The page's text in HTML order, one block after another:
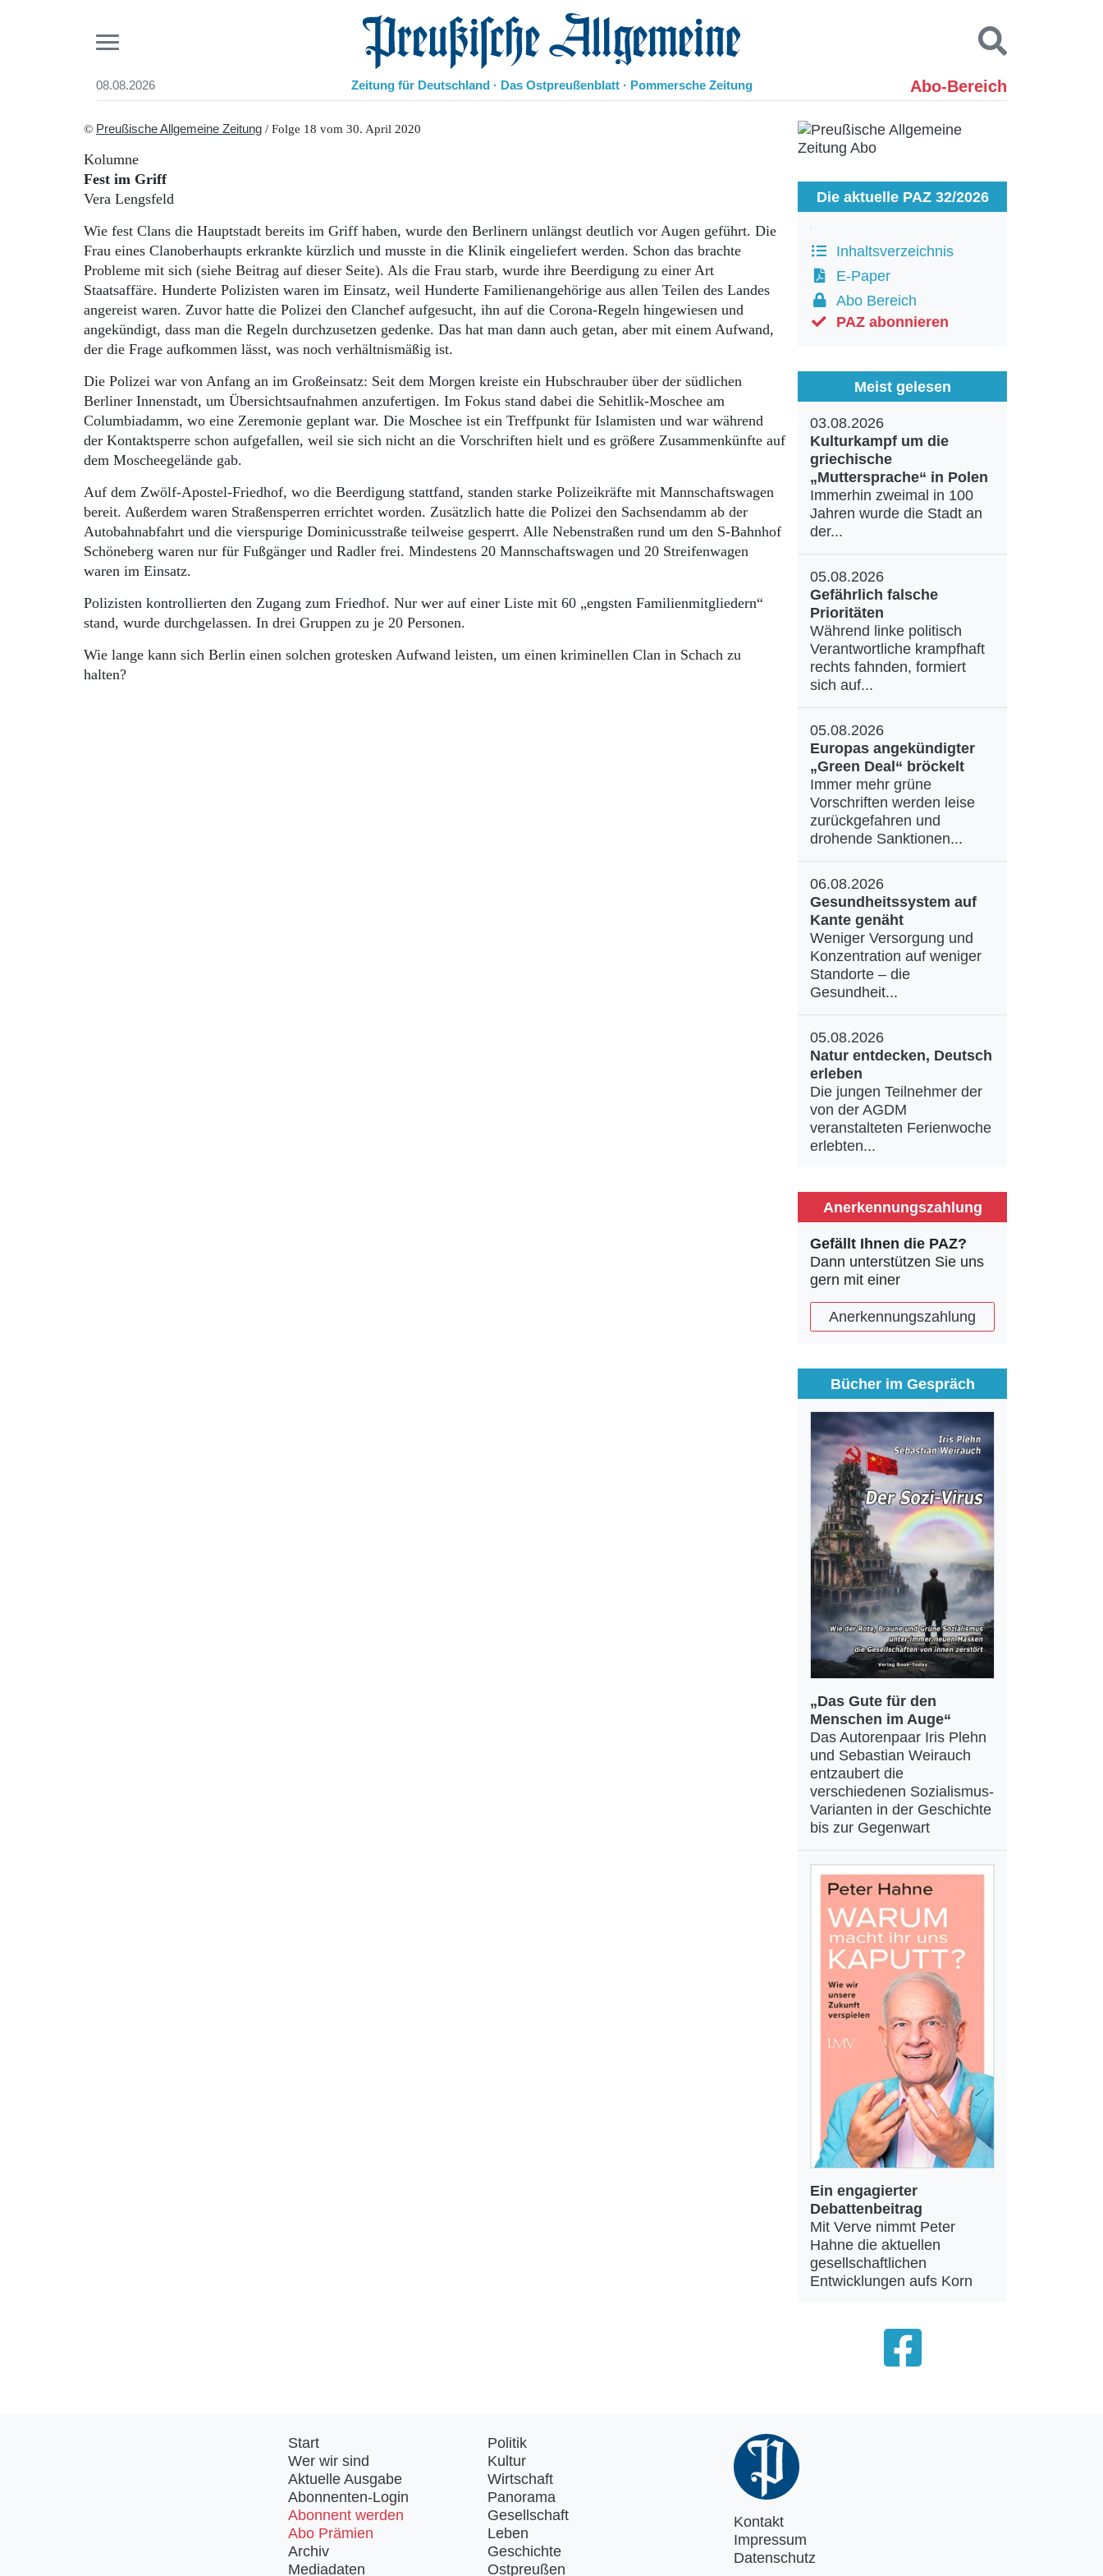
08.08.2026 Preußische Allgemeine Zeitung
Zeitung für Deutschland · Das Ostpreußenblatt · Pommersche Zeitung Abo-Bereich
Start
Aktuelle Ausgabe
Abonnenten-Login
Abonnent werden
Archiv
Mediadaten
Geschichte
Ostpreußen
Pommern
Berlin-Brandenburg
Schlesien
Danzig und Westpreußen
Kontakt
Suchen und finden
© Preußische Allgemeine Zeitung / Folge 18 vom 30. April 2020
Kolumne
Fest im Griff
Vera Lengsfeld
Wie fest Clans die Hauptstadt bereits im Griff haben, wurde den Berlinern unlängst deutlich vor Augen geführt. Die
Frau eines Clanoberhaupts erkrankte kürzlich und musste in die Klinik eingeliefert werden. Schon das brachte
Probleme mit sich (siehe Beitrag auf dieser Seite). Als die Frau starb, wurde ihre Beerdigung zu einer Art
Staatsaffäre. Hunderte Polizisten waren im Einsatz, weil Hunderte Familienangehörige aus allen Teilen des Landes
angereist waren. Zuvor hatte die Polizei den Clanchef aufgesucht, ihn auf die Corona-Regeln hingewiesen und
angekündigt, dass man die Regeln durchzusetzen gedenke. Das hat man dann auch getan, aber mit einem Aufwand,
der die Frage aufkommen lässt, was noch verhältnismäßig ist.
Die Polizei war von Anfang an im Großeinsatz: Seit dem Morgen kreiste ein Hubschrauber über der südlichen
Berliner Innenstadt, um Übersichtsaufnahmen anzufertigen. Im Fokus stand dabei die Sehitlik-Moschee am
Columbiadamm, wo eine Zeremonie geplant war. Die Moschee ist ein Treffpunkt für Islamisten und war während
der Kontaktsperre schon aufgefallen, weil sie sich nicht an die Vorschriften hielt und es größere Zusammenkünfte auf
dem Moscheegelände gab.
Auf dem Zwölf-Apostel-Friedhof, wo die Beerdigung stattfand, standen starke Polizeikräfte mit Mannschaftswagen
bereit. Außerdem waren Straßensperren errichtet worden. Zusätzlich hatte die Polizei den Sachsendamm ab der
Autobahnabfahrt und die vierspurige Dominicusstraße teilweise gesperrt. Alle Nebenstraßen rund um den S-Bahnhof
Schöneberg waren nur für Fußgänger und Radler frei. Mindestens 20 Mannschaftswagen und 20 Streifenwagen
waren im Einsatz.
Polizisten kontrollierten den Zugang zum Friedhof. Nur wer auf einer Liste mit 60 „engsten Familienmitgliedern“
stand, wurde durchgelassen. In drei Gruppen zu je 20 Personen.
Wie lange kann sich Berlin einen solchen grotesken Aufwand leisten, um einen kriminellen Clan in Schach zu
halten?
Die aktuelle PAZ 32/2026
Inhaltsverzeichnis
E-Paper
Abo Bereich
PAZ abonnieren
Meist gelesen
03.08.2026
Kulturkampf um die
griechische
„Muttersprache“ in Polen
Immerhin zweimal in 100
Jahren wurde die Stadt an
der...
05.08.2026
Gefährlich falsche
Prioritäten
Während linke politisch
Verantwortliche krampfhaft
rechts fahnden, formiert
sich auf...
05.08.2026
Europas angekündigter
„Green Deal“ bröckelt
Immer mehr grüne
Vorschriften werden leise
zurückgefahren und
drohende Sanktionen...
06.08.2026
Gesundheitssystem auf
Kante genäht
Weniger Versorgung und
Konzentration auf weniger
Standorte – die
Gesundheit...
05.08.2026
Natur entdecken, Deutsch
erleben
Die jungen Teilnehmer der
von der AGDM
veranstalteten Ferienwoche
erlebten...
Anerkennungszahlung
Gefällt Ihnen die PAZ?
Dann unterstützen Sie uns
gern mit einer
Anerkennungszahlung
Bücher im Gespräch
„Das Gute für den
Menschen im Auge“
Das Autorenpaar Iris Plehn
und Sebastian Weirauch
entzaubert die
verschiedenen Sozialismus-
Varianten in der Geschichte
bis zur Gegenwart
Ein engagierter
Debattenbeitrag
Mit Verve nimmt Peter
Hahne die aktuellen
gesellschaftlichen
Entwicklungen aufs Korn
Start
Wer wir sind
Aktuelle Ausgabe
Abonnenten-Login
Abonnent werden
Abo Prämien
Archiv
Mediadaten
Politik
Kultur
Wirtschaft
Panorama
Gesellschaft
Leben
Geschichte
Ostpreußen
Kontakt
Impressum
Datenschutz